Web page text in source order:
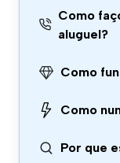
Como
aluguel?
Como
Como
Por que